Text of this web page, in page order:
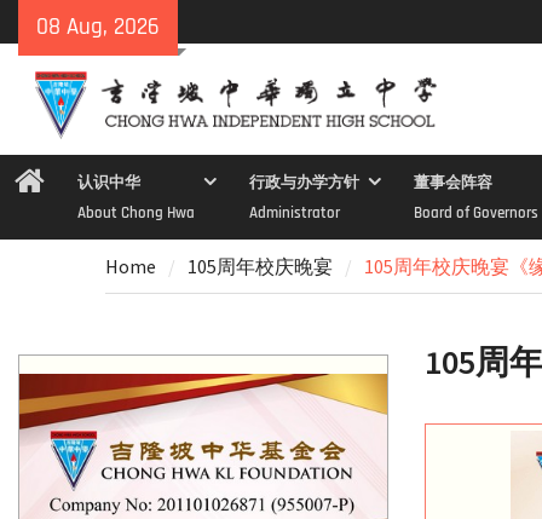
to
content
08 Aug, 2026
Home认识中华
About Chong Hwa
行政与办学方针
Administrator
董事会阵容
Board of Governors
Home 105周年校庆晚宴 105周年校庆晚宴《
105周